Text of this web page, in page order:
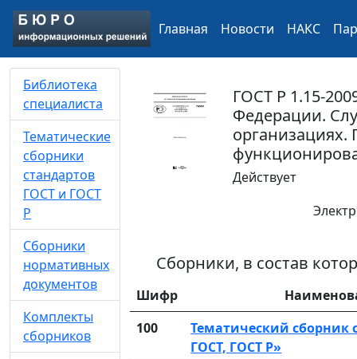
Главная Новости НАКС
Библиотека
специалиста
Тематические
сборники
стандартов
ГОСТ и ГОСТ
Р
Сборники
нормативных
документов
Комплекты
сборников
ГОСТ Р 1.15-
Федерации.
организациях.
Действует
Сборники, в состав
Шифр
100
Тематический сборник
ГОСТ, ГОСТ Р»